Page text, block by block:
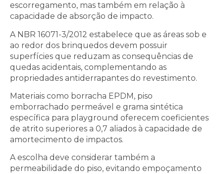
escorregamento, mas também em relação à
capacidade de absorção de impacto.
A NBR 16071-3/2012 estabelece que as áreas sob e
ao redor dos brinquedos devem possuir
superfícies que reduzam as consequências de
quedas acidentais, complementando as
propriedades antiderrapantes do revestimento.
Materiais como borracha EPDM, piso
emborrachado permeável e grama sintética
específica para playground oferecem coeficientes
de atrito superiores a 0,7 aliados à capacidade de
amortecimento de impactos.
A escolha deve considerar também a
permeabilidade do piso, evitando empoçamento